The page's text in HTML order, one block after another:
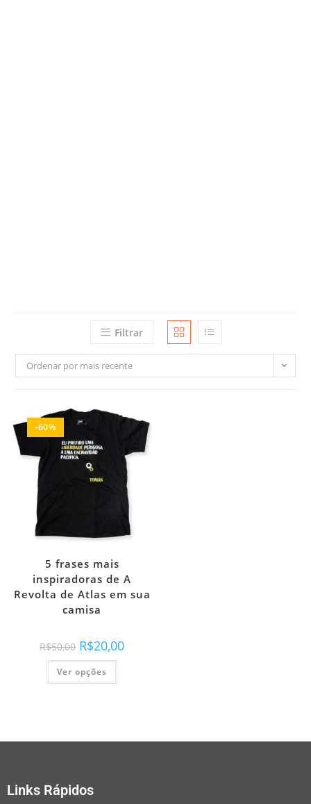
Filtrar
Ordenar por mais recente
-60%
5 frases mais
inspiradoras de A
Revolta de Atlas em sua
camisa
R$50,00 R$20,00
Ver opções
Links Rápidos